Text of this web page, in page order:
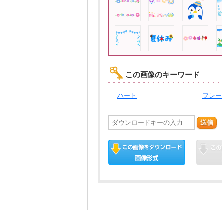
この画像のキーワード
ハート フレ
送信